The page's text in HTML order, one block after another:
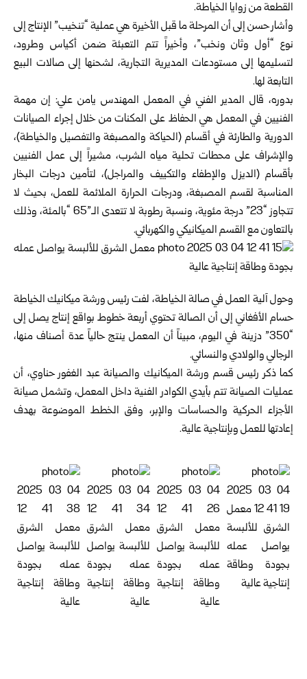
القطعة من زوايا الخياطة.‏
وأشار حسن إلى أن المرحلة ما قبل الأخيرة هي عملية “تنخيب” الإنتاج إلى
نوع “أول وثان ونخب”، ‏وأخيراً تتم التعبئة ضمن أكياس وطرود،
لتسليمها إلى مستودعات المديرية ‏التجارية، لشحنها إلى صالات البيع
التابعة لها.‏
بدوره، قال المدير الفني في المعمل المهندس يامن علي: إن مهمة
الفنيين ‏في المعمل هي الحفاظ على المكنات من خلال إجراء الصيانات
الدورية ‏والطارئة في أقسام (الحياكة والمصبغة والتفصيل والخياطة)،
والإشراف ‏على محطات تحلية مياه الشرب، مشيراً إلى عمل الفنيين
بأقسام (الديزل ‏والإطفاء والتكييف والمراجل)، لتأمين درجات البخار
المناسبة لقسم ‏المصبغة، ودرجات الحرارة الملائمة للعمل، بحيث لا
تتجاوز “23” درجة ‏مئوية، ونسبة رطوبة لا تتعدى الـ”65 “بالمئة، وذلك
بالتعاون مع القسم ‏الميكانيكي والكهربائي.‏
وحول آلية العمل في صالة الخياطة، لفت رئيس ورشة ميكانيك الخياطة
‏حسام الأفغاني إلى أن الصالة تحتوي أربعة خطوط بواقع إنتاج يصل إلى
“350” دزينة في اليوم، مبيناً أن المعمل ينتج حالياً عدة أصناف منها،
‏الرجالي والولادي والنسائي.
كما ذكر رئيس قسم ورشة الميكانيك والصيانة عبد الغفور حناوي، أن
‏عمليات الصيانة تتم بأيدي الكوادر الفنية داخل المعمل، وتشمل صيانة
‏الأجزاء الحركية والحساسات والإبر، وفق الخطط الموضوعة بهدف
‏إعادتها للعمل وبإنتاجية عالية.‏